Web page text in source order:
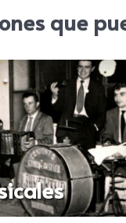
que